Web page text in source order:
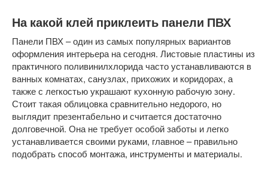
На какой клей приклеить панели ПВХ
Панели ПВХ – один из самых популярных вариантов
оформления интерьера на сегодня. Листовые пластины из
практичного поливинилхлорида часто устанавливаются в
ванных комнатах, санузлах, прихожих и коридорах, а
также с легкостью украшают кухонную рабочую зону.
Стоит такая облицовка сравнительно недорого, но
выглядит презентабельно и считается достаточно
долговечной. Она не требует особой заботы и легко
устанавливается своими руками, главное – правильно
подобрать способ монтажа, инструменты и материалы.